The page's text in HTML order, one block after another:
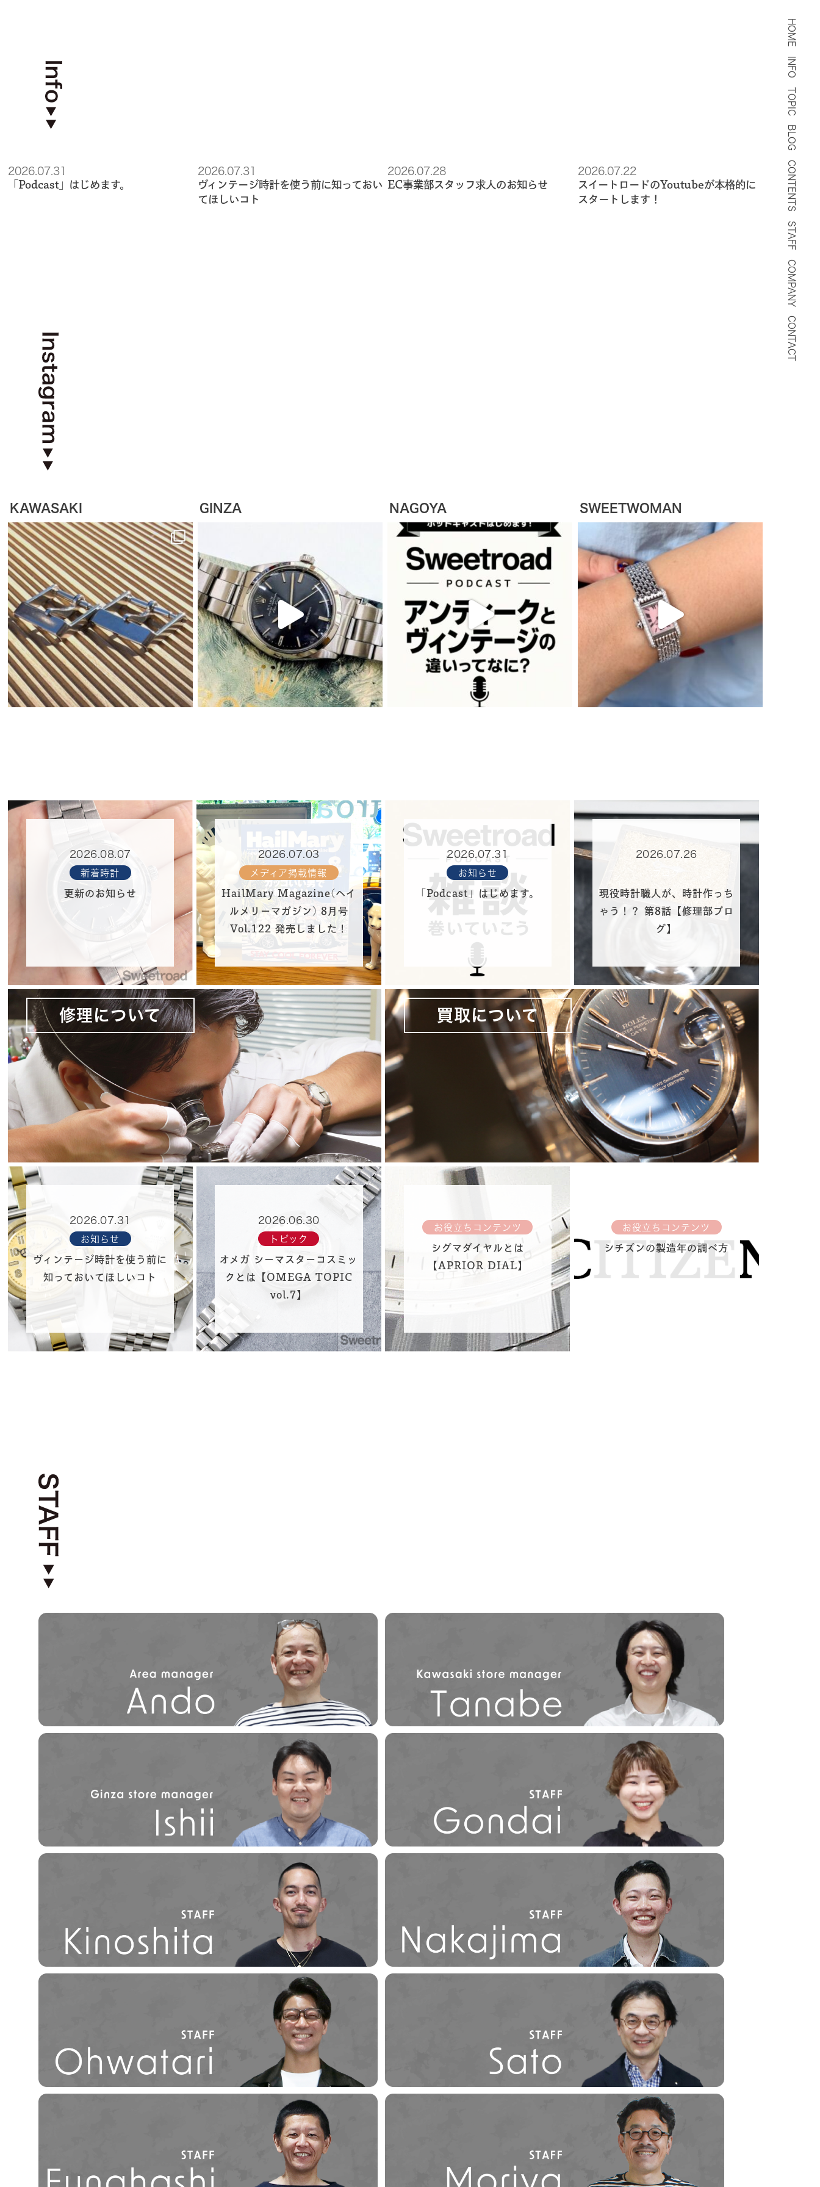
2026.07.31
「Podcast」はじめます。
2026.07.31
ヴィンテージ時計を使う前に知っておい
てほしいコト
2026.07.28
EC事業部スタッフ求人のお知らせ
2026.07.22
スイートロードのYoutubeが本格的に
スタートします！
KAWASAKI GINZA NAGOYA SWEETWOMAN
2026.08.07
新着時計
更新のお知らせ
2026.07.03
メディア掲載情報
HailMary Magazine(ヘイ
ルメリーマガジン) 8月号
Vol.122 発売しました！
2026.07.31
お知らせ
「Podcast」はじめます。
2026.07.26
現役時計職人が、時計作っち
ゃう！？ 第8話【修理部ブロ
グ】
修理について 買取について
2026.07.31
お知らせ
ヴィンテージ時計を使う前に
知っておいてほしいコト
2026.06.30
トピック
オメガ シーマスターコスミッ
クとは【OMEGA TOPIC
vol.7】
お役立ちコンテンツ
シグマダイヤルとは
【APRIOR DIAL】
お役立ちコンテンツ
シチズンの製造年の調べ方
HOME
INFO
TOPIC
BLOG
CONTENTS
STAFF
COMPANY
CONTACT